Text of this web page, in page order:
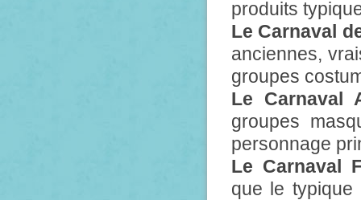
produits
Le Carnaval
anciennes,
groupes
Le Carnaval
groupes
personnage
Le Carnaval
que le typique